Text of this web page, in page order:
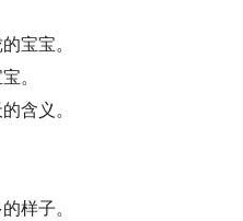
宝宝。
。
含义。
样子。